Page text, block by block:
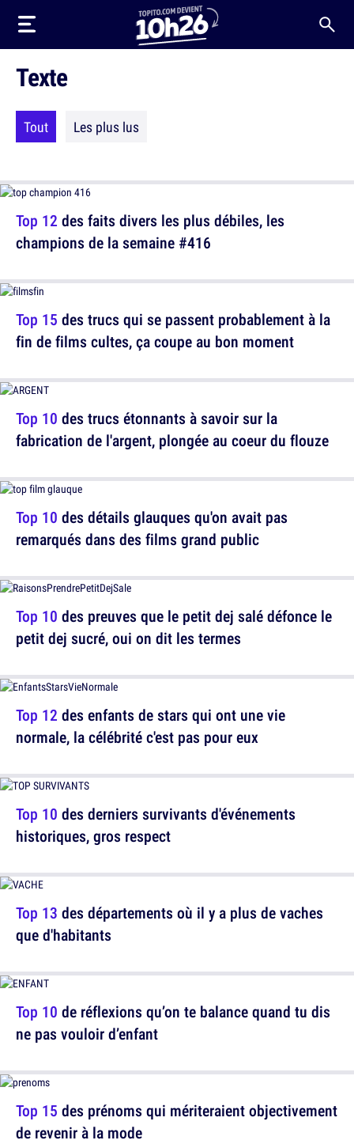
Texte
Tout Les plus lus
Top 12 des faits divers les plus débiles, les
champions de la semaine #416
Top 10 des trucs étonnants à savoir sur la
fabrication de l'argent, plongée au coeur du flouze
Top 10 des preuves que le petit dej salé défonce le
petit dej sucré, oui on dit les termes
Top 10 des derniers survivants d'événements
historiques, gros respect
Top 10 de réflexions qu’on te balance quand tu dis
ne pas vouloir d’enfant
Top 15 des trucs qui se passent probablement à la
fin de films cultes, ça coupe au bon moment
Top 10 des détails glauques qu'on avait pas
remarqués dans des films grand public
Top 12 des enfants de stars qui ont une vie
normale, la célébrité c'est pas pour eux
Top 13 des départements où il y a plus de vaches
que d'habitants
Top 15 des prénoms qui mériteraient objectivement
de revenir à la mode